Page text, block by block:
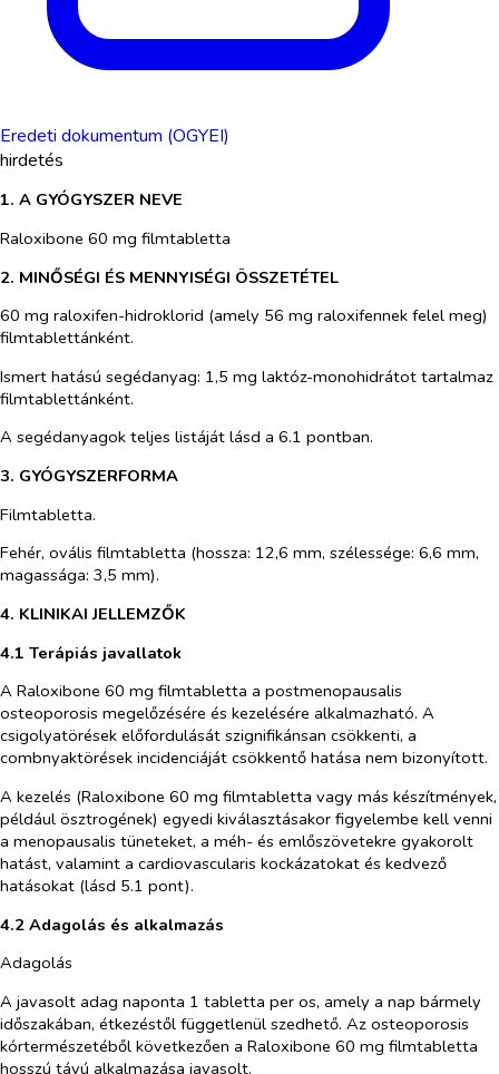
Eredeti dokumentum (OGYEI)
hirdetés
1. A GYÓGYSZER NEVE
Raloxibone 60 mg filmtabletta
2. MINŐSÉGI ÉS MENNYISÉGI ÖSSZETÉTEL
60 mg raloxifen-hidroklorid (amely 56 mg raloxifennek felel meg)
filmtablettánként.
Ismert hatású segédanyag: 1,5 mg laktóz-monohidrátot tartalmaz
filmtablettánként.
A segédanyagok teljes listáját lásd a 6.1 pontban.
3. GYÓGYSZERFORMA
Filmtabletta.
Fehér, ovális filmtabletta (hossza: 12,6 mm, szélessége: 6,6 mm,
magassága: 3,5 mm).
4. KLINIKAI JELLEMZŐK
4.1 Terápiás javallatok
A Raloxibone 60 mg filmtabletta a postmenopausalis
osteoporosis megelőzésére és kezelésére alkalmazható. A
csigolyatörések előfordulását szignifikánsan csökkenti, a
combnyaktörések incidenciáját csökkentő hatása nem bizonyított.
A kezelés (Raloxibone 60 mg filmtabletta vagy más készítmények,
például ösztrogének) egyedi kiválasztásakor figyelembe kell venni
a menopausalis tüneteket, a méh- és emlőszövetekre gyakorolt
hatást, valamint a cardiovascularis kockázatokat és kedvező
hatásokat (lásd 5.1 pont).
4.2 Adagolás és alkalmazás
Adagolás
A javasolt adag naponta 1 tabletta per os, amely a nap bármely
időszakában, étkezéstől függetlenül szedhető. Az osteoporosis
kórtermészetéből következően a Raloxibone 60 mg filmtabletta
hosszú távú alkalmazása javasolt.